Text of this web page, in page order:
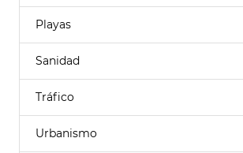
Playas
Sanidad
Tráfico
Urbanismo